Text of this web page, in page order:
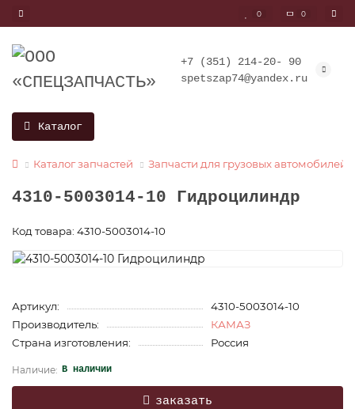
0 0
+7 (351) 214-20- 90
spetszap74@yandex.ru
Каталог
Каталог запчастей Запчасти для грузовых автомобилей
4310-5003014-10 Гидроцилиндр
Код товара: 4310-5003014-10
Артикул:
4310-5003014-10
Производитель:
КАМАЗ
Страна изготовления:
Россия
В наличии
заказать